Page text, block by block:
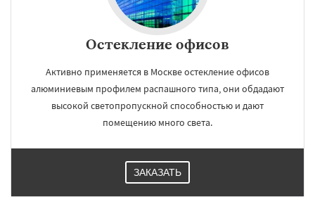
Остекление офисов
Активно применяется в Москве остекление офисов
алюминиевым профилем распашного типа, они обдадают
высокой светопропускной способностью и дают
помещению много света.
ЗАКАЗАТЬ